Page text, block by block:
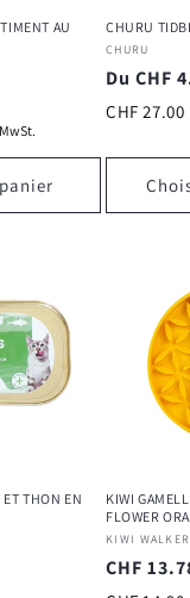
AU
CHURU
CHURU
Prix
habituel
Du CHF
CHF 27.00
THON EN
KIWI
FLOWER
KIWI WALKER
Prix
CHF
requise
à votre compte
liste de souhaits et
enregistrés.
Se connecter